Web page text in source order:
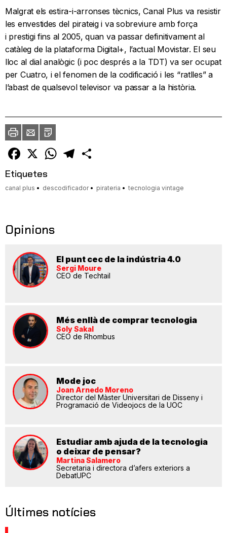
Malgrat els estira-i-arronses tècnics, Canal Plus va resistir
les envestides del pirateig i va sobreviure amb força
i prestigi fins al 2005, quan va passar definitivament al
catàleg de la plataforma Digital+, l’actual Movistar. El seu
lloc al dial analògic (i poc després a la TDT) va ser ocupat
per Cuatro, i el fenomen de la codificació i les “ratlles” a
l’abast de qualsevol televisor va passar a la història.
ImprimirEnvia
un
amic
PDF
Facebook
X WhatsAppTelegram
Etiquetes
canal plus descodificador pirateria tecnologia vintage
Opinions
El punt cec de la indústria 4.0
Sergi Moure
CEO de Techtail
Més enllà de comprar tecnologia
Soly Sakal
CEO de Rhombus
Mode joc
Joan Arnedo Moreno
Director del Màster Universitari de Disseny i
Programació de Videojocs de la UOC
Estudiar amb ajuda de la tecnologia
o deixar de pensar?
Martina Salamero
Secretaria i directora d’afers exteriors a
DebatUPC
Últimes notícies